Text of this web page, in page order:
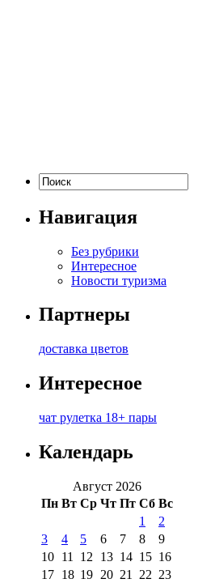
Навигация
Без рубрики
Интересное
Новости туризма
Партнеры
доставка цветов
Интересное
чат рулетка 18+ пары
Календарь
Август 2026
Пн Вт Ср Чт Пт Сб Вс
1
2
3
4 5 6 7 8
9
10 11 12 13 14 15 16
17 18 19 20 21 22 23